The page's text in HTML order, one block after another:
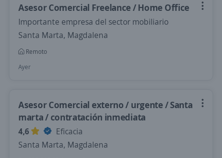
Asesor Comercial Freelance / Home Office
Importante empresa del sector mobiliario
Santa Marta, Magdalena
Remoto
Ayer
Asesor Comercial externo / urgente / Santa
marta / contratación inmediata
4,6
Eficacia
Santa Marta, Magdalena